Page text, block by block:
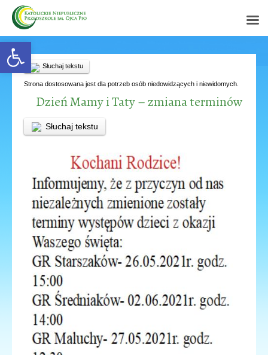
Open toolbar
Słuchaj tekstu
Strona dostosowana jest dla potrzeb osób niedowidzących i niewidomych.
Dzień Mamy i Taty – zmiana terminów
Słuchaj tekstu